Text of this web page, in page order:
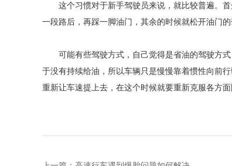
这个习惯对于新手驾驶员来说，就比较普遍。首
一段路后，再踩一脚油门，其余的时候就松开油门的
可能有些驾驶方式，自己觉得是省油的驾驶方式
于没有持续给油，所以车辆只是慢慢靠着惯性向前
重新让车速提上去，在这个时候就要重新克服各方